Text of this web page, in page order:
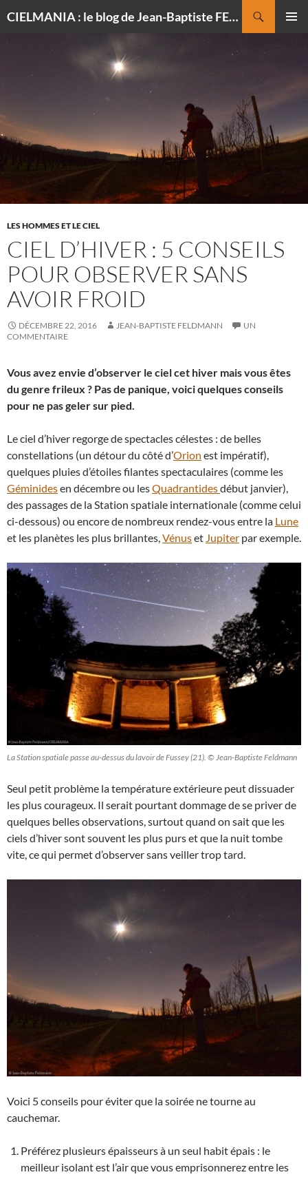
CIELMANIA : le blog de Jean-Baptiste FELDMANN, photographe du ciel
MENU
AU
LES HOMMES ET LE CIEL
CIEL D’HIVER : 5 CONSEILS
POUR OBSERVER SANS
AVOIR FROID
DÉCEMBRE 22, 2016 JEAN-BAPTISTE FELDMANN
UN
COMMENTAIRE
Vous avez envie d’observer le ciel cet hiver mais vous êtes
du genre frileux ? Pas de panique, voici quelques conseils
pour ne pas geler sur pied.
Le ciel d’hiver regorge de spectacles célestes : de belles
constellations (un détour du côté d’Orion est impératif),
quelques pluies d’étoiles filantes spectaculaires (comme les
Géminidesen décembre ou lesQuadrantidesdébut janvier),
des passages de la Station spatiale internationale (comme celui
ci-dessous) ou encore de nombreux rendez-vous entre la Lune
et les planètes les plus brillantes,Vénuset Jupiter par exemple.
La Station spatiale passe au-dessus du lavoir de Fussey (21). © Jean-Baptiste Feldmann
Seul petit problème la température extérieure peut dissuader
les plus courageux. Il serait pourtant dommage de se priver de
quelques belles observations, surtout quand on sait que les
ciels d’hiver sont souvent les plus purs et que la nuit tombe
vite, ce qui permet d’observer sans veiller trop tard.
Voici 5 conseils pour éviter que la soirée ne tourne au
cauchemar.
Préférez plusieurs épaisseurs à un seul habit épais : le
meilleur isolant est l’air que vous emprisonnerez entre les